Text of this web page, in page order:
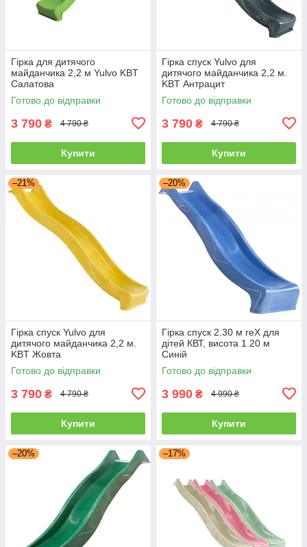
Гірка для дитячого
майданчика 2,2 м Yulvo KBT
Салатова
Готово до відправки
3 790 ₴ 4 790 ₴
Купити
Гірка спуск Yulvo для
дитячого майданчика 2,2 м.
KBT Антрацит
Готово до відправки
3 790 ₴ 4 790 ₴
Купити
–21%
Гірка спуск Yulvo для
дитячого майданчика 2,2 м.
KBT Жовта
Готово до відправки
3 790 ₴ 4 790 ₴
Купити
–20%
Гірка спуск 2.30 м reX для
дітей КВТ, висота 1.20 м
Синій
Готово до відправки
3 990 ₴ 4 990 ₴
Купити
–20% –17%